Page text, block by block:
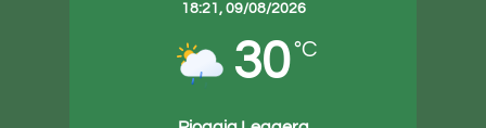
18:21, 09/08/2026
30 °C